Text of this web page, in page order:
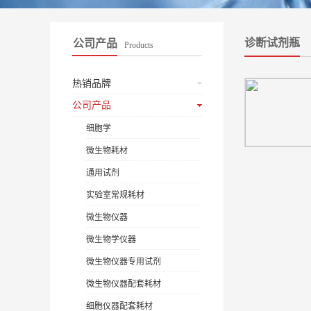
公司产品 Products
热销品牌
公司产品
细胞学
微生物耗材
通用试剂
实验室常规耗材
微生物仪器
微生物学仪器
微生物仪器专用试剂
微生物仪器配套耗材
细胞仪器配套耗材
诊断试剂瓶